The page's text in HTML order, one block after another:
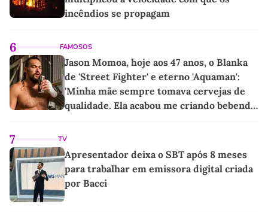
incêndios se propagam
6 FAMOSOS
Jason Momoa, hoje aos 47 anos, o Blanka
de 'Street Fighter' e eterno 'Aquaman':
'Minha mãe sempre tomava cervejas de
qualidade. Ela acabou me criando bebendo
7 TV
Apresentador deixa o SBT após 8 meses
para trabalhar em emissora digital criada
por Bacci